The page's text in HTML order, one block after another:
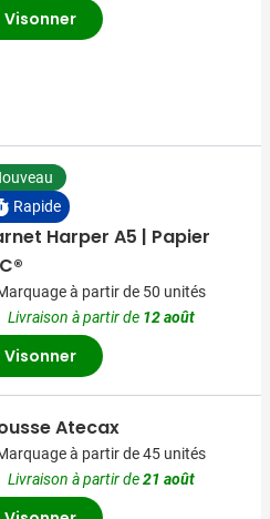
Visonner
Rapide
Harper A5 | Papier
à partir de 50 unités
Livraison à partir de 12 août
Visonner
Atecax
à partir de 45 unités
Livraison à partir de21 août